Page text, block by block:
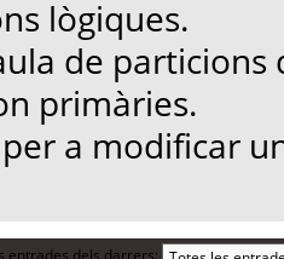
lògiques.
de particions
primàries.
a modificar